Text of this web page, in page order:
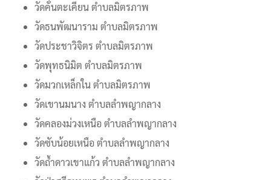
วัดคั่นตะเคียน ตำบลมิตรภาพ
วัดธนพัฒนาราม ตำบลมิตรภาพ
วัดประชาวิจิตร ตำบลมิตรภาพ
วัดพุทธนิมิต ตำบลมิตรภาพ
วัดมวกเหล็กใน ตำบลมิตรภาพ
วัดเขานมนาง ตำบลลำพญากลาง
วัดคลองม่วงเหนือ ตำบลลำพญากลาง
วัดซับน้อยเหนือ ตำบลลำพญากลาง
วัดถ้ำดาวเขาแก้ว ตำบลลำพญากลาง